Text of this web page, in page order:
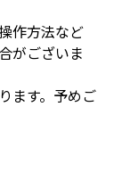
作方法など
がございま
ます。予めご